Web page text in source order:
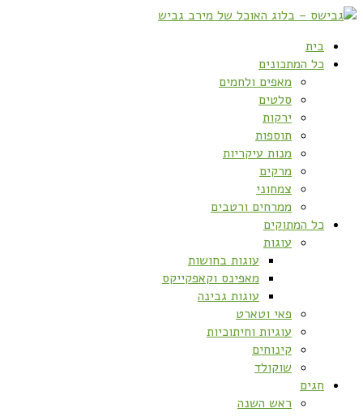
בית
כל המתכונים
מאפים ולחמים
סלטים
ירקות
תוספות
מנות עיקריות
מרקים
צמחוני
ממרחים ורטבים
כל המתוקים
עוגות
עוגות בחושות
מאפינס וקאפקייקס
עוגות גבינה
פאי וטארט
עוגיות וחיתוכיות
קינוחים
שוקולד
חגים
ראש השנה